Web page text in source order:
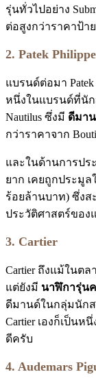
รุ่นทั่วไปอย่าง
ต่อสูงกว่าราคาป้า
2. Patek Philippe
แบรนด์ต่อมา
หนึ่งในแบรนด์ที่นั
Nautilus ซึ่งมี ดีมา
กว่าราคาจาก
และในด้านการประ
ยาก เคยถูกประมู
ร้อยล้านบาท) ซึ่ง
ประวัติศาสตร์ของ
3. Cartier
Cartier ถึงแม้ในตล
แต่ยังมี นาฬิการุ่นค
ดีมานด์ในกลุ่มนัก
Cartier เองก็เป็นห
ดีครับ
4. Audemars